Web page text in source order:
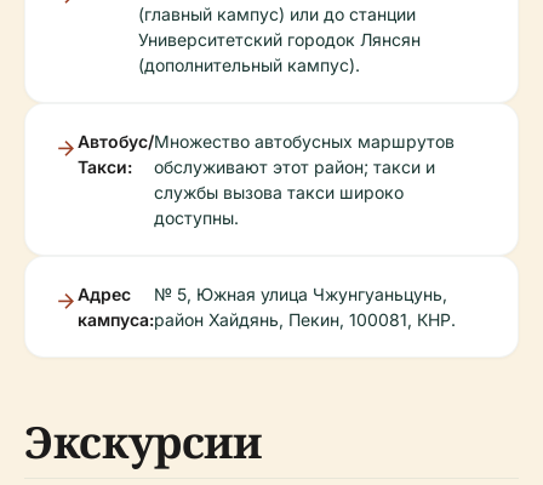
(главный кампус) или до станции
Университетский городок Лянсян
(дополнительный кампус).
Автобус/
Такси:
Множество автобусных маршрутов
обслуживают этот район; такси и
службы вызова такси широко
доступны.
Адрес
кампуса:
№ 5, Южная улица Чжунгуаньцунь,
район Хайдянь, Пекин, 100081, КНР.
Экскурсии